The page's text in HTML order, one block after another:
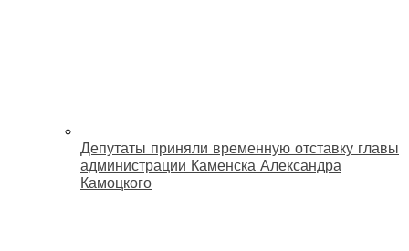
Депутаты приняли временную отставку главы
администрации Каменска Александра
Камоцкого